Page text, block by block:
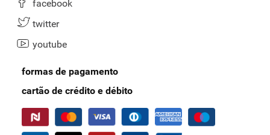
facebook
twitter
youtube
formas de pagamento
cartão de crédito e débito